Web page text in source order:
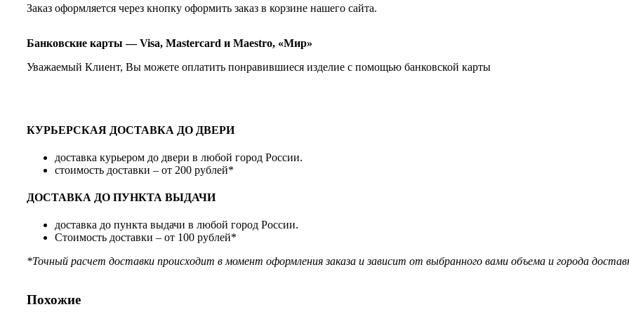
Заказ оформляется через кнопку оформить заказ в корзине нашего сайта.
Банковские карты — Visa, Mastercard и Maestro, «Мир»
Уважаемый Клиент, Вы можете оплатить понравившиеся изделие с помощью банковской карты
КУРЬЕРСКАЯ ДОСТАВКА ДО ДВЕРИ
доставка курьером до двери в любой город России.
стоимость доставки – от 200 рублей*
ДОСТАВКА ДО ПУНКТА ВЫДАЧИ
доставка до пункта выдачи в любой город России.
Стоимость доставки – от 100 рублей*
*Точный расчет доставки происходит в момент оформления заказа и зависит от выбранного вами объема и города
Похожие